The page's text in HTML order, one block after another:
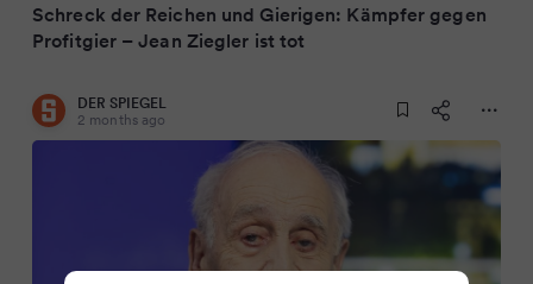
Schreck der Reichen und Gierigen: Kämpfer gegen
Profitgier – Jean Ziegler ist tot
DER SPIEGEL
2 months ago